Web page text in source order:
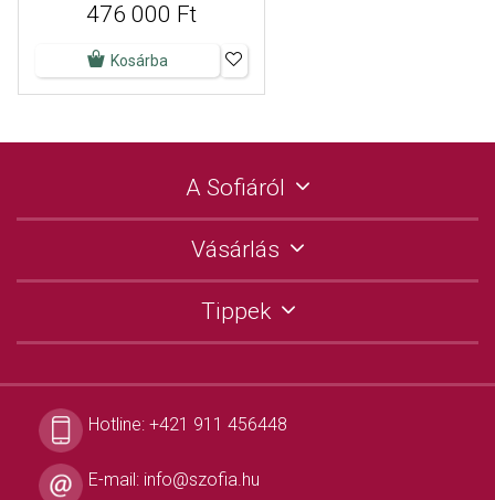
476 000 Ft
Kosárba
A Sofiáról
Vásárlás
Tippek
Hotline: +421 911 456448
E-mail: info@szofia.hu